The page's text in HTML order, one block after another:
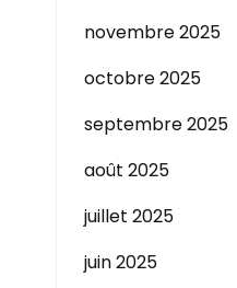
novembre 2025
octobre 2025
septembre 2025
août 2025
juillet 2025
juin 2025